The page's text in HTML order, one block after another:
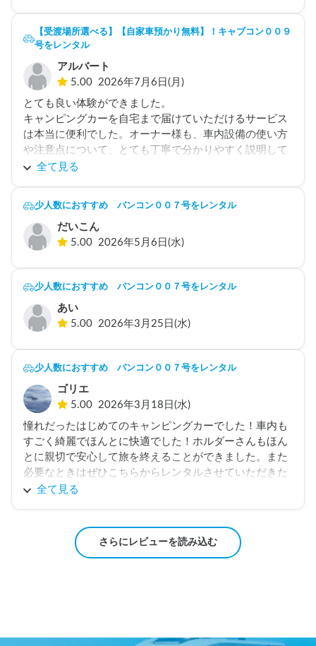
【受渡場所選べる】【自家車預かり無料】！キャブコン００９
号をレンタル
アルバート
5.00 2026年7月6日(月)
とても良い体験ができました。
キャンピングカーを自宅まで届けていただけるサービス
は本当に便利でした。オーナー様も、車内設備の使い方
や注意点について、とても丁寧で分かりやすく説明して
くださいました。
オーナー様のご親切なサポートとご協力に心より感謝い
たします。
ありがとうございました。
全て見る
少人数におすすめ バンコン００７号をレンタル
だいこん
5.00 2026年5月6日(水)
少人数におすすめ バンコン００７号をレンタル
あい
5.00 2026年3月25日(水)
少人数におすすめ バンコン００７号をレンタル
ゴリエ
5.00 2026年3月18日(水)
憧れだったはじめてのキャンピングカーでした！車内も
すごく綺麗でほんとに快適でした！ホルダーさんもほん
とに親切で安心して旅を終えることができました。また
必要なときはぜひこちらからレンタルさせていただきた
いです。ありがとうございました!
全て見る
さらにレビューを読み込む